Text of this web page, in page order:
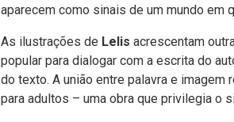
aparecem como sinais de um mundo em
As ilustrações de Lelis acrescentam
popular para dialogar com a escrita do
do texto. A união entre palavra e
para adultos – uma obra que privilegia o